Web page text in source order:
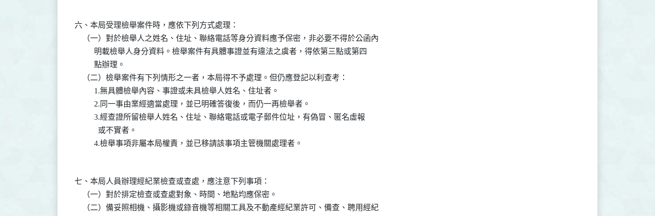
六、本局受理檢舉案件時，應依下列方式處理：
    （一）對於檢舉人之姓名、住址、聯絡電話等身分資料應予保密，非必要不得於公函內
          明載檢舉人身分資料。檢舉案件有具體事證並有違法之虞者，得依第三點或第四
          點辦理。
    （二）檢舉案件有下列情形之一者，本局得不予處理。但仍應登記以利查考：
          1.無具體檢舉內容、事證或未具檢舉人姓名、住址者。
          2.同一事由業經適當處理，並已明確答復後，而仍一再檢舉者。
          3.經查證所留檢舉人姓名、住址、聯絡電話或電子郵件位址，有偽冒、匿名虛報
            或不實者。
七、本局人員辦理經紀業檢查或查處，應注意下列事項：
    （一）對於排定檢查或查處對象、時間、地點均應保密。
    （二）備妥照相機、攝影機或錄音機等相關工具及不動產經紀業許可、備查、聘用經紀